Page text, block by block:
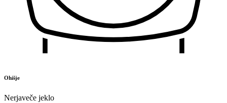
Ohišje
Nerjaveče jeklo